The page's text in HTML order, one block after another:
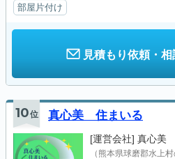
部屋片付け
見積もり依頼・相
10位 真心美 住まいる
[運営会社] 真心美
（熊本県球磨郡水上